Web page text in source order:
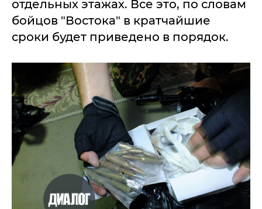
отдельных этажах. Все это, по словам
бойцов "Востока" в кратчайшие
сроки будет приведено в порядок.